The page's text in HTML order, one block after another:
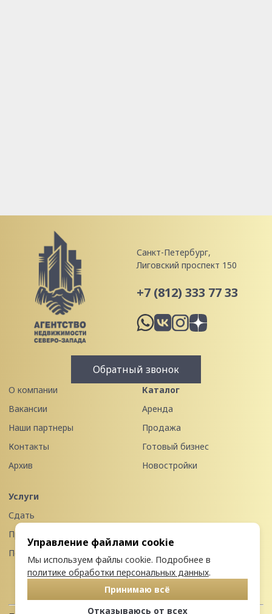
Санкт-Петербург,
Лиговский проспект 150
+7 (812) 333 77 33
Обратный звонок
О компании
Вакансии
Наши партнеры
Контакты
Архив
Каталог
Аренда
Продажа
Готовый бизнес
Новостройки
Услуги
Сдать
Продать
Передать в управление
Управление файлами cookie
Мы используем файлы cookie. Подробнее в
политике обработки персональных данных.
Принимаю всё
Отказываюсь от всех